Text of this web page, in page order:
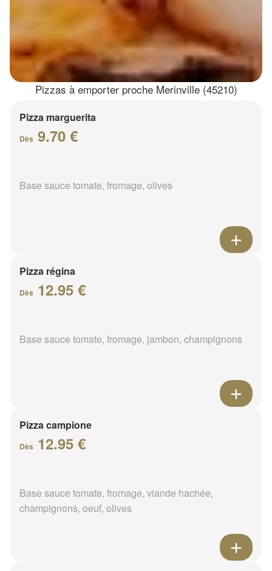
Pizzas à emporter proche Merinville (45210)
Pizza marguerita
Dès 9.70 €
Base sauce tomate, fromage, olives
Pizza régina
Dès 12.95 €
Base sauce tomate, fromage, jambon, champignons
Pizza campione
Dès 12.95 €
Base sauce tomate, fromage, viande hachée,
champignons, oeuf, olives